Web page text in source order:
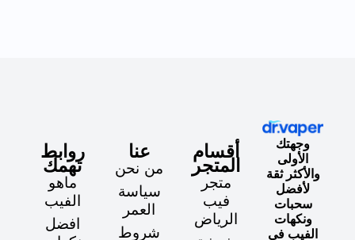
وجهتك
الأولى
والأكثر ثقة
لأفضل
سحبات
ونكهات
الفيب في
أقسام
المتجر
متجر
فيب
الرياض
عنا
من نحن
سياسة
العمر
شروط
روابط
تهمك
ماهو
الفيب
افضل